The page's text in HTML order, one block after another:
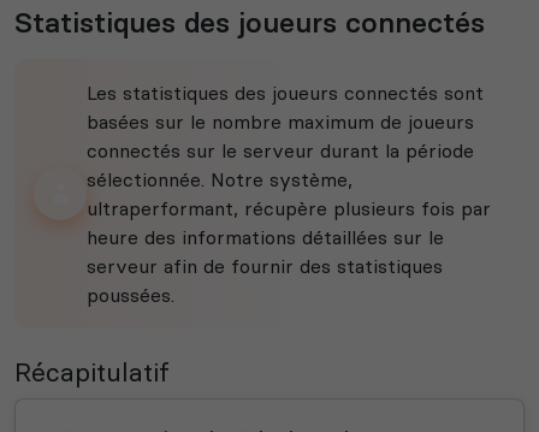
Statistiques des joueurs connectés
Les statistiques des joueurs connectés sont
basées sur le nombre maximum de joueurs
connectés sur le serveur durant la période
sélectionnée. Notre système,
ultraperformant, récupère plusieurs fois par
heure des informations détaillées sur le
serveur afin de fournir des statistiques
poussées.
Récapitulatif